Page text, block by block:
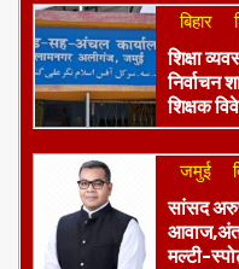
बिहार
शिक्षा
निर्वाचन
शिक्षक
जमुई
​सांसद
मल्टी-